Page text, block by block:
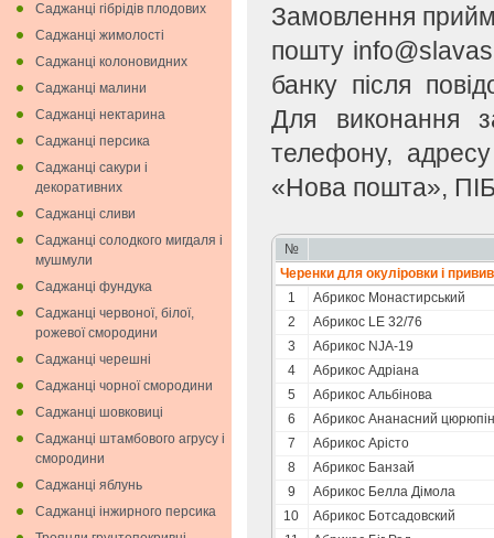
Замовлення
пошту
банку після
Для виконання
телефону,
«Нова пошта»,
№
Черенки для окулiровки i
1
Абрикоc Монастирський
2
Абрикос LE 32/76
3
Абрикос NJA-19
4
Абрикос Адріана
5
Абрикос Альбінова
6
Абрикос Ананасний
7
Абрикос Арісто
8
Абрикос Банзай
9
Абрикос Белла Дімола
10
Абрикос Ботсадовский
Саджанці гiбрiдiв плодових
Саджанці жимолості
Саджанці колоновидних
Саджанці малини
Саджанці нектарина
Саджанці персика
Саджанці сакури і
декоративних
Саджанці сливи
Саджанці солодкого мигдаля i
мушмули
Саджанці фундука
Саджанці червоної, білої,
рожевої смородини
Саджанці черешні
Саджанці чорної смородини
Саджанці шовковиці
Саджанці штамбового агрусу і
смородини
Саджанці яблунь
Саджанці інжирного персика